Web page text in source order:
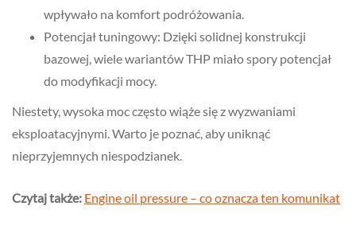
wpływało na komfort podróżowania.
Potencjał tuningowy: Dzięki solidnej konstrukcji
bazowej, wiele wariantów THP miało spory potencjał
do modyfikacji mocy.
Niestety, wysoka moc często wiąże się z wyzwaniami
eksploatacyjnymi. Warto je poznać, aby uniknąć
nieprzyjemnych niespodzianek.
Czytaj także: Engine oil pressure – co oznacza ten komunikat